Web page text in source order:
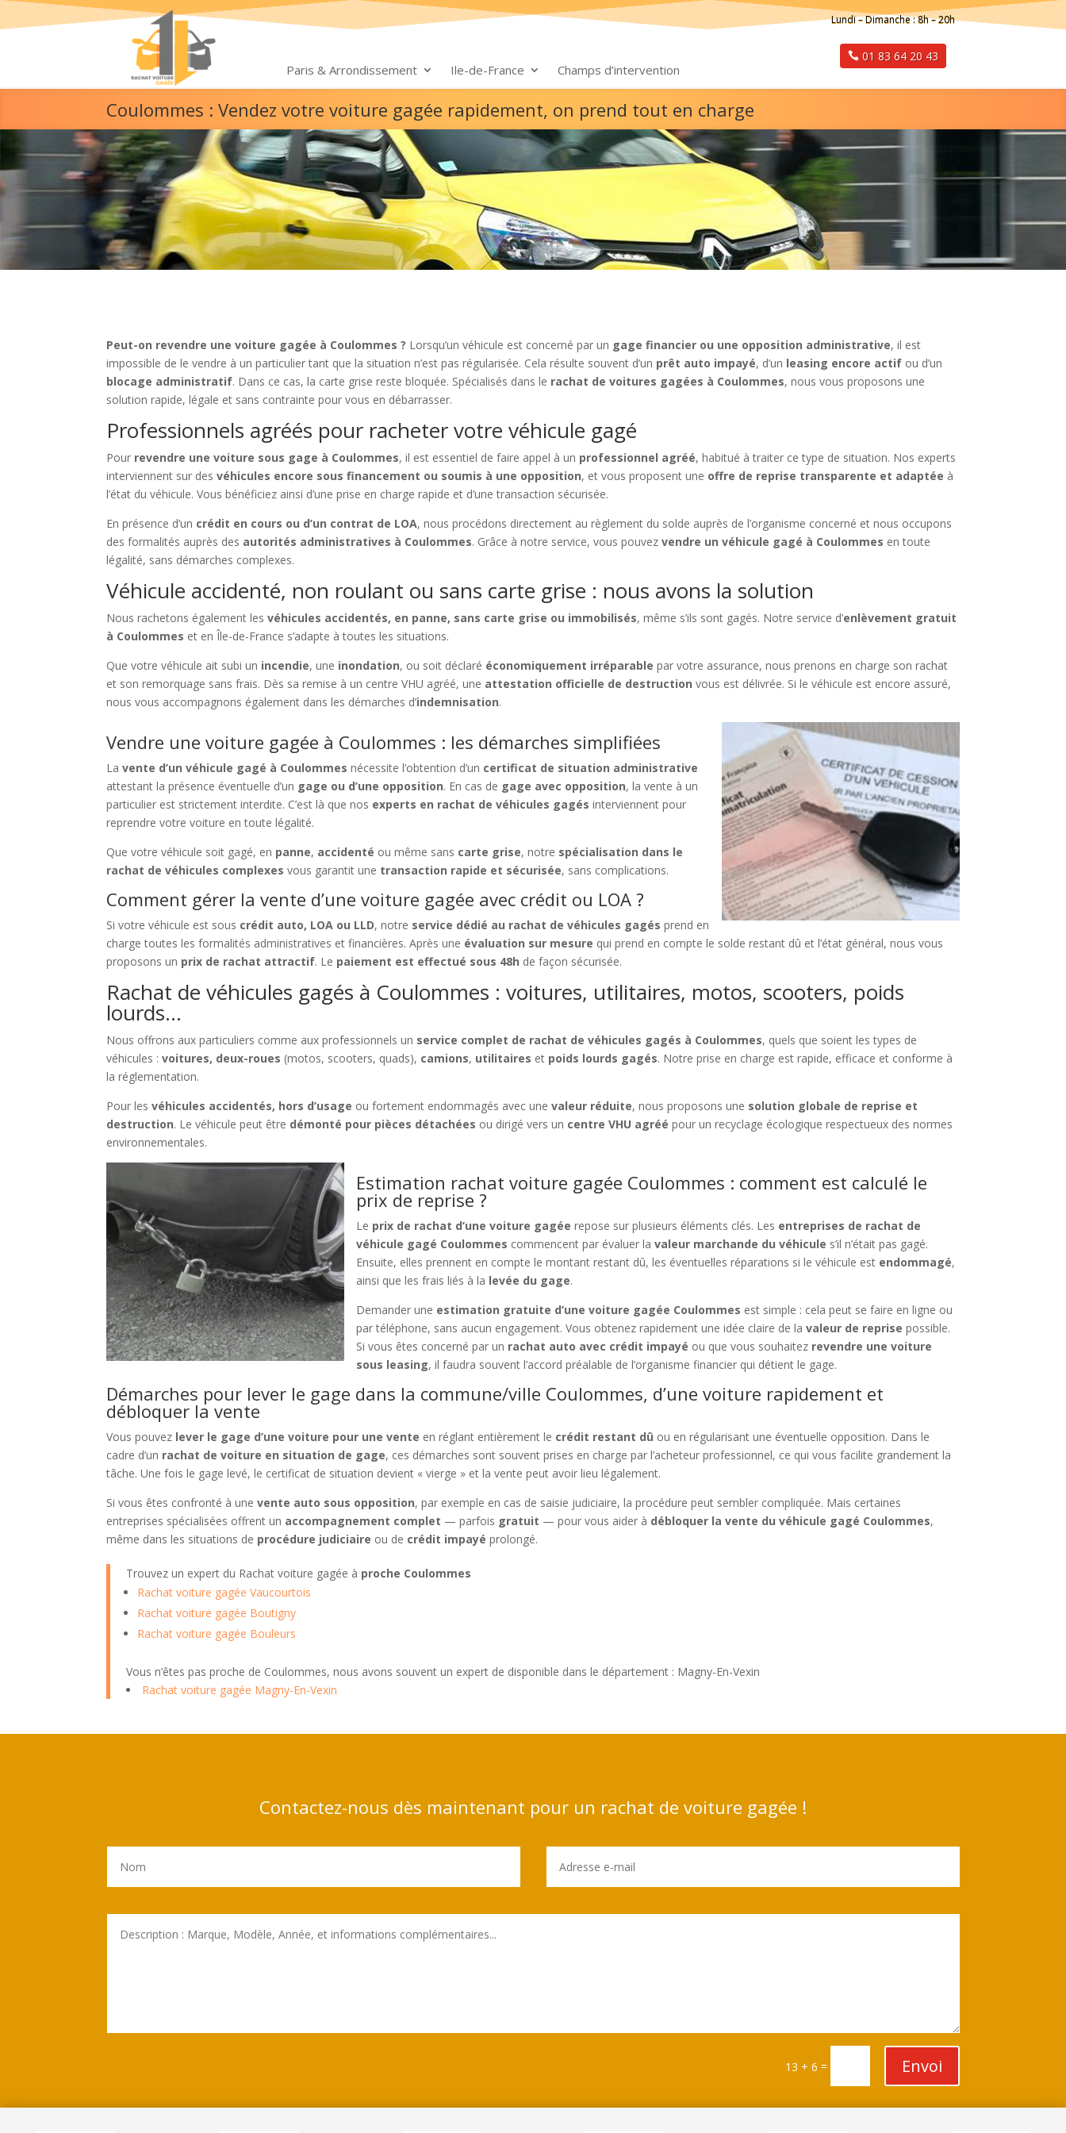
Paris & Arrondissement Ile-de-France Champs d’intervention
Lundi – Dimanche : 8h – 20h
01 83 64 20 43
Coulommes : Vendez votre voiture gagée rapidement, on prend tout en charge
Peut-on revendre une voiture gagée à Coulommes ? Lorsqu’un véhicule est concerné par un gage financier ou une opposition administrative, il est
impossible de le vendre à un particulier tant que la situation n’est pas régularisée. Cela résulte souvent d’un prêt auto impayé, d’un leasing encore actif ou d’un
blocage administratif. Dans ce cas, la carte grise reste bloquée. Spécialisés dans le rachat de voitures gagées à Coulommes, nous vous proposons une
solution rapide, légale et sans contrainte pour vous en débarrasser.
Professionnels agréés pour racheter votre véhicule gagé
Pour revendre une voiture sous gage à Coulommes, il est essentiel de faire appel à un professionnel agréé, habitué à traiter ce type de situation. Nos experts
interviennent sur desvéhicules encore sous financement ou soumis à une opposition, et vous proposent une offre de reprise transparente et adaptée à
l’état du véhicule. Vous bénéficiez ainsi d’une prise en charge rapide et d’une transaction sécurisée.
En présence d’un crédit en cours ou d’un contrat de LOA, nous procédons directement au règlement du solde auprès de l’organisme concerné et nous occupons
des formalités auprès des autorités administratives à Coulommes. Grâce à notre service, vous pouvezvendre un véhicule gagé à Coulommes en toute
légalité, sans démarches complexes.
Véhicule accidenté, non roulant ou sans carte grise : nous avons la solution
Nous rachetons également lesvéhicules accidentés, en panne, sans carte grise ou immobilisés, même s’ils sont gagés. Notre service d’enlèvement gratuit
à Coulommes et en Île-de-France s’adapte à toutes les situations.
Que votre véhicule ait subi un incendie, une inondation, ou soit déclaré économiquement irréparable par votre assurance, nous prenons en charge son rachat
et son remorquage sans frais. Dès sa remise à un centre VHU agréé, une attestation officielle de destruction vous est délivrée. Si le véhicule est encore assuré,
nous vous accompagnons également dans les démarches d’indemnisation.
Vendre une voiture gagée à Coulommes : les démarches simplifiées
Lavente d’un véhicule gagé à Coulommes nécessite l’obtention d’un certificat de situation administrative
attestant la présence éventuelle d’un gage ou d’une opposition. En cas de gage avec opposition, la vente à un
particulier est strictement interdite. C’est là que nos experts en rachat de véhicules gagés interviennent pour
reprendre votre voiture en toute légalité.
Que votre véhicule soit gagé, en panne, accidenté ou même sans carte grise, notre spécialisation dans le
rachat de véhicules complexes vous garantit une transaction rapide et sécurisée, sans complications.
Comment gérer la vente d’une voiture gagée avec crédit ou LOA ?
Si votre véhicule est sous crédit auto, LOA ou LLD, notre service dédié au rachat de véhicules gagés prend en
charge toutes les formalités administratives et financières. Après une évaluation sur mesure qui prend en compte le solde restant dû et l’état général, nous vous
proposons un prix de rachat attractif. Le paiement est effectué sous 48h de façon sécurisée.
Rachat de véhicules gagés à Coulommes : voitures, utilitaires, motos, scooters, poids
lourds…
Nous offrons aux particuliers comme aux professionnels un service complet de rachat de véhicules gagés à Coulommes, quels que soient les types de
véhicules :voitures, deux-roues (motos, scooters, quads), camions, utilitaires et poids lourds gagés. Notre prise en charge est rapide, efficace et conforme à
la réglementation.
Pour lesvéhicules accidentés, hors d’usage ou fortement endommagés avec unevaleur réduite, nous proposons une solution globale de reprise et
destruction. Le véhicule peut être démonté pour pièces détachées ou dirigé vers un centre VHU agréé pour un recyclage écologique respectueux des normes
environnementales.
Estimation rachat voiture gagée Coulommes : comment est calculé le
prix de reprise ?
Le prix de rachat d’une voiture gagée repose sur plusieurs éléments clés. Les entreprises de rachat de
véhicule gagé Coulommes commencent par évaluer lavaleur marchande du véhicule s’il n’était pas gagé.
Ensuite, elles prennent en compte le montant restant dû, les éventuelles réparations si le véhicule est endommagé,
ainsi que les frais liés à la levée du gage.
Demander une estimation gratuite d’une voiture gagée Coulommes est simple : cela peut se faire en ligne ou
par téléphone, sans aucun engagement. Vous obtenez rapidement une idée claire de lavaleur de reprise possible.
Si vous êtes concerné par un rachat auto avec crédit impayé ou que vous souhaitez revendre une voiture
sous leasing, il faudra souvent l’accord préalable de l’organisme financier qui détient le gage.
Démarches pour lever le gage dans la commune/ville Coulommes, d’une voiture rapidement et
débloquer la vente
Vous pouvez lever le gage d’une voiture pour une vente en réglant entièrement le crédit restant dû ou en régularisant une éventuelle opposition. Dans le
cadre d’un rachat de voiture en situation de gage, ces démarches sont souvent prises en charge par l’acheteur professionnel, ce qui vous facilite grandement la
tâche. Une fois le gage levé, le certificat de situation devient « vierge » et la vente peut avoir lieu légalement.
Si vous êtes confronté à unevente auto sous opposition, par exemple en cas de saisie judiciaire, la procédure peut sembler compliquée. Mais certaines
entreprises spécialisées offrent un accompagnement complet — parfois gratuit — pour vous aider à débloquer la vente du véhicule gagé Coulommes,
même dans les situations de procédure judiciaire ou de crédit impayé prolongé.
Trouvez un expert du Rachat voiture gagée à proche Coulommes
Rachat voiture gagée Vaucourtois
Rachat voiture gagée Boutigny
Rachat voiture gagée Bouleurs
Vous n’êtes pas proche de Coulommes, nous avons souvent un expert de disponible dans le département : Magny-En-Vexin
Rachat voiture gagée Magny-En-Vexin
Contactez-nous dès maintenant pour un rachat de voiture gagée !
13 + 6 = Envoi